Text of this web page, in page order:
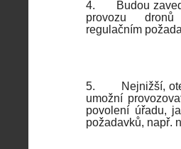
4.
Budou
provozu
regulačním
5.
Nejnižší,
umožní
povolení úřadu,
požadavků, např.